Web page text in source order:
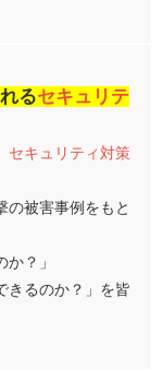
るセキュリテ
セキュリティ対策
の被害事例をもと
？」
きるのか？」を皆